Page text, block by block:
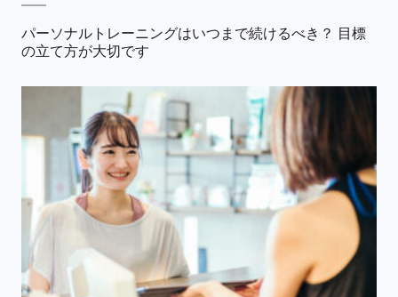
パーソナルトレーニングはいつまで続けるべき？ 目標
の立て方が大切です